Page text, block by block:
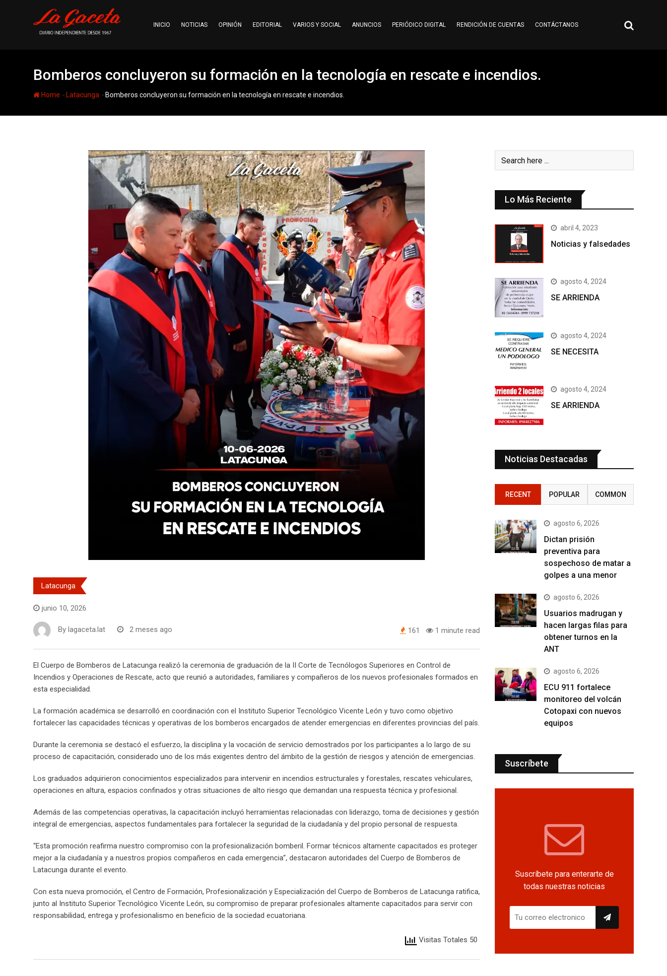
INICIO NOTICIAS OPINIÓN EDITORIAL VARIOS Y SOCIAL ANUNCIOS PERIÓDICO DIGITAL RENDICIÓN DE CUENTAS CONTÁCTANOS
Bomberos concluyeron su formación en la tecnología en rescate e incendios.
Home - Latacunga - Bomberos concluyeron su formación en la tecnología en rescate e incendios.
Latacunga
junio 10, 2026
By lagaceta.lat 2 meses ago 161 1 minute read
El Cuerpo de Bomberos de Latacunga realizó la ceremonia de graduación de la II Corte de Tecnólogos Superiores en Control de
Incendios y Operaciones de Rescate, acto que reunió a autoridades, familiares y compañeros de los nuevos profesionales formados en
esta especialidad.
La formación académica se desarrolló en coordinación con el Instituto Superior Tecnológico Vicente León y tuvo como objetivo
fortalecer las capacidades técnicas y operativas de los bomberos encargados de atender emergencias en diferentes provincias del país.
Durante la ceremonia se destacó el esfuerzo, la disciplina y la vocación de servicio demostrados por los participantes a lo largo de su
proceso de capacitación, considerado uno de los más exigentes dentro del ámbito de la gestión de riesgos y atención de emergencias.
Los graduados adquirieron conocimientos especializados para intervenir en incendios estructurales y forestales, rescates vehiculares,
operaciones en altura, espacios confinados y otras situaciones de alto riesgo que demandan una respuesta técnica y profesional.
Además de las competencias operativas, la capacitación incluyó herramientas relacionadas con liderazgo, toma de decisiones y gestión
integral de emergencias, aspectos fundamentales para fortalecer la seguridad de la ciudadanía y del propio personal de respuesta.
“Esta promoción reafirma nuestro compromiso con la profesionalización bomberil. Formar técnicos altamente capacitados es proteger
mejor a la ciudadanía y a nuestros propios compañeros en cada emergencia”, destacaron autoridades del Cuerpo de Bomberos de
Latacunga durante el evento.
Con esta nueva promoción, el Centro de Formación, Profesionalización y Especialización del Cuerpo de Bomberos de Latacunga ratifica,
junto al Instituto Superior Tecnológico Vicente León, su compromiso de preparar profesionales altamente capacitados para servir con
responsabilidad, entrega y profesionalismo en beneficio de la sociedad ecuatoriana.
Visitas Totales 50
Lo Más Reciente
abril 4, 2023
Noticias y falsedades
agosto 4, 2024
SE ARRIENDA
agosto 4, 2024
SE NECESITA
agosto 4, 2024
SE ARRIENDA
Noticias Destacadas
RECENT POPULAR COMMON
agosto 6, 2026
Dictan prisión
preventiva para
sospechoso de matar a
golpes a una menor
agosto 6, 2026
Usuarios madrugan y
hacen largas filas para
obtener turnos en la
ANT
agosto 6, 2026
ECU 911 fortalece
monitoreo del volcán
Cotopaxi con nuevos
equipos
Suscríbete
Suscríbete para enterarte de
todas nuestras noticias